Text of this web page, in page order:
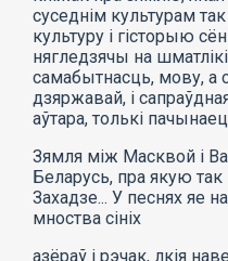
суседнім культурам
культуру і гісторыю
нягледзячы на
самабытнасць, мову, а
дзяржавай, і
аўтара, толькі
Зямля між Масквой і
Беларусь, пра якую
Захадзе... У песнях яе
мноства сініх
азёраў і рэчак, лкія